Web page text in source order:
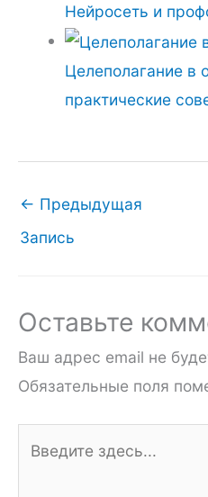
Нейросеть и
Целеполагание в
практические
← Предыдущая
Запись
Оставьте
Ваш адрес email не
Обязательные поля
здесь...